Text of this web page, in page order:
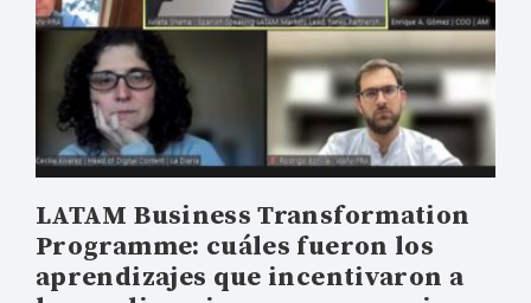
LATAM Business Transformation
Programme: cuáles fueron los
aprendizajes que incentivaron a